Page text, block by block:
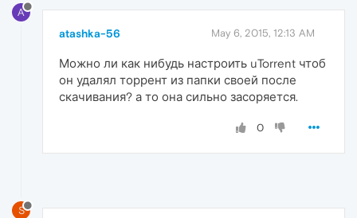
A
atashka-56 May 6, 2015, 12:13 AM
Можно ли как нибудь настроить uTorrent чтоб
он удалял торрент из папки своей после
скачивания? а то она сильно засоряется.
0
S